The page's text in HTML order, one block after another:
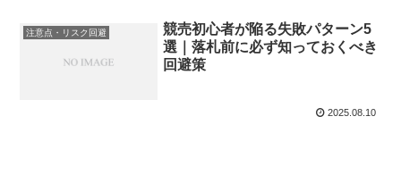
注意点・リスク回避
競売初心者が陥る失敗パターン5
選｜落札前に必ず知っておくべき
回避策
2025.08.10